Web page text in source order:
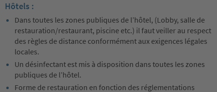
Hôtels :
Dans toutes les zones publiques de l’hôtel, (Lobby, salle de
restauration/restaurant, piscine etc.) il faut veiller au respect
des règles de distance conformément aux exigences légales
locales.
Un désinfectant est mis à disposition dans toutes les zones
publiques de l’hôtel.
Forme de restauration en fonction des réglementations